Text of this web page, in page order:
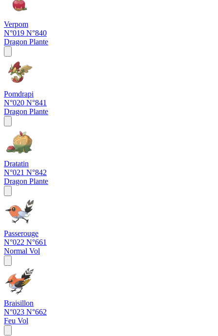
Verpom
N°019 N°840
Dragon Plante
Pomdrapi
N°020 N°841
Dragon Plante
Dratatin
N°021 N°842
Dragon Plante
Passerouge
N°022 N°661
Normal Vol
Braisillon
N°023 N°662
Feu Vol